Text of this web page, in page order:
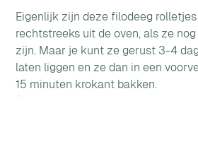
Eigenlijk zijn deze filodeeg
rechtstreeks uit de oven, als ze
zijn. Maar je kunt ze gerust 3-4
laten liggen en ze dan in een
15 minuten krokant bakken.